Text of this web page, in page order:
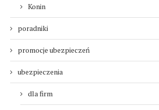
Konin
poradniki
promocje ubezpieczeń
ubezpieczenia
dla firm